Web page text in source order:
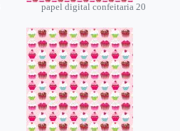
papel digital confeitaria 20